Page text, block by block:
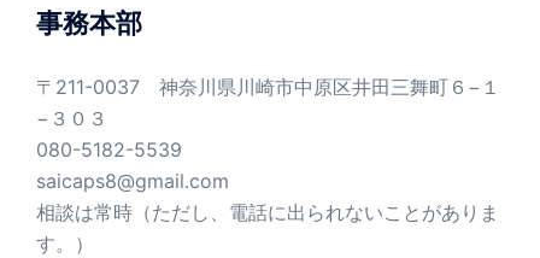
ー
事務本部
〒211-0037 神奈川県川崎市中原区井田三舞町６−１
−３０３
080-5182-5539
saicaps8@gmail.com
相談は常時（ただし、電話に出られないことがありま
す。）